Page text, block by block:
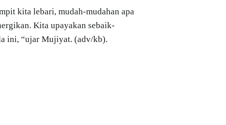
kita lebari, mudah-mudahan apa
Kita upayakan sebaik-
ini, “ujar Mujiyat. (adv/kb).